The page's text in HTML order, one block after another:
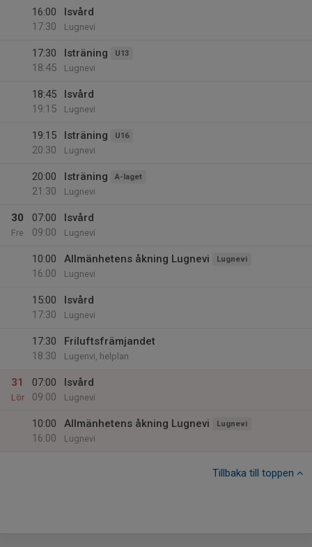
16:00
17:30
Isvård
Lugnevi
17:30
18:45
Isträning U13
Lugnevi
18:45
19:15
Isvård
Lugnevi
19:15
20:30
Isträning U16
Lugnevi
20:00
21:30
Isträning A-laget
Lugnevi
30
Fre
07:00
09:00
Isvård
Lugnevi
10:00
16:00
Allmänhetens åkning Lugnevi Lugnevi
Lugnevi
15:00
17:30
Isvård
Lugnevi
17:30
18:30
Friluftsfrämjandet
Lugenvi, helplan
31
Lör
07:00
09:00
Isvård
Lugnevi
10:00
16:00
Allmänhetens åkning Lugnevi Lugnevi
Lugnevi
Tillbaka till toppen